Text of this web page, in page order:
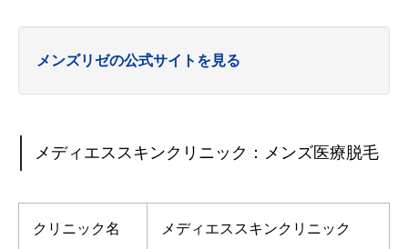
メンズリゼの公式サイトを見る
メディエススキンクリニック：メンズ医療脱毛
クリニック名 メディエススキンクリニック